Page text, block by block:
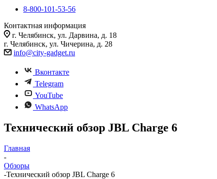
8-800-101-53-56
Контактная информация
г. Челябинск, ул. Дарвина, д. 18
г. Челябинск, ул. Чичерина, д. 28
info@city-gadget.ru
Вконтакте
Telegram
YouTube
WhatsApp
Технический обзор JBL Charge 6
Главная
-
Обзоры
-Технический обзор JBL Charge 6